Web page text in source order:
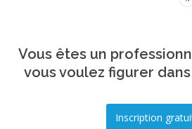
Vous êtes un
vous voulez figurer